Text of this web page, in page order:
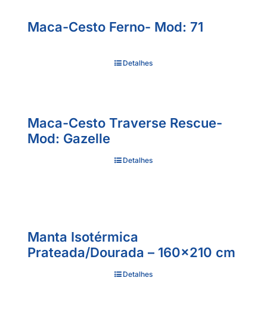
Maca-Cesto Ferno- Mod: 71
Detalhes
Maca-Cesto Traverse Rescue-
Mod: Gazelle
Detalhes
Manta Isotérmica
Prateada/Dourada – 160×210 cm
Detalhes